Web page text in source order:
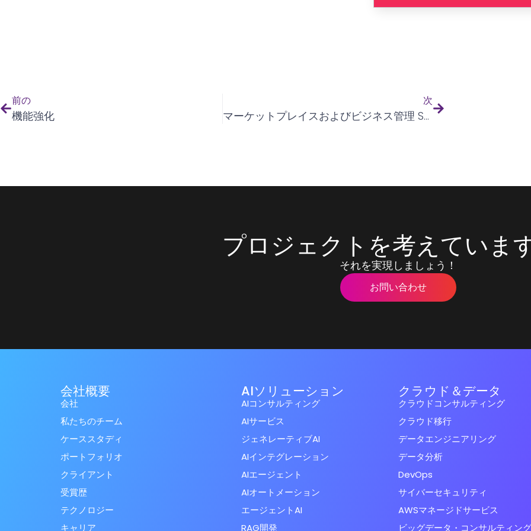
前の
機能強化
次
マーケットプレイスおよびビジネス管理 SaaS アプリケーション
プロジェクトを考えていま
それを実現しましょう！
お問い合わせ
会社概要
会社
私たちのチーム
ケーススタディ
ポートフォリオ
クライアント
受賞歴
テクノロジー
キャリア
AIソリューション
AIコンサルティング
AIサービス
ジェネレーティブAI
AIインテグレーション
AIエージェント
AIオートメーション
エージェントAI
RAG開発
クラウド＆データ
クラウドコンサルティング
クラウド移行
データエンジニアリング
データ分析
DevOps
サイバーセキュリティ
AWSマネージドサービス
ビッグデータ・コンサルティング